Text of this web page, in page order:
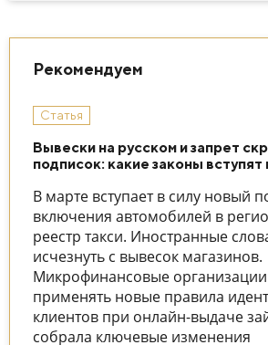
Рекомендуем
Статья
Вывески на русском и запрет
подписок: какие законы вступят
В марте вступает в силу новый
включения автомобилей в
реестр такси. Иностранные
исчезнуть с вывесок магазинов.
Микрофинансовые
применять новые правила
клиентов при онлайн-выдаче
собрала ключевые изменения